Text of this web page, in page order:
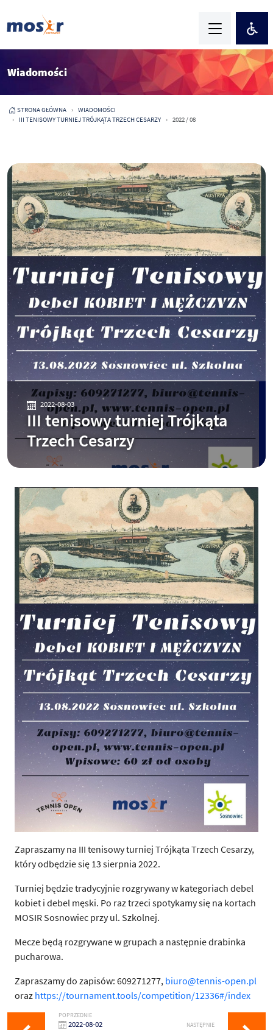
Wiadomości
STRONA GŁÓWNA
WIADOMOŚCI
III TENISOWY TURNIEJ TRÓJKĄTA TRZECH CESARZY
2022 / 08
2022-08-03
III tenisowy turniej Trójkąta
Trzech Cesarzy
Zapraszamy na III tenisowy turniej Trójkąta Trzech Cesarzy,
który odbędzie się 13 sierpnia 2022.
Turniej będzie tradycyjnie rozgrywany w kategoriach debel
kobiet i debel męski. Po raz trzeci spotykamy się na kortach
MOSIR Sosnowiec przy ul. Szkolnej.
Mecze będą rozgrywane w grupach a następnie drabinka
pucharowa.
Zapraszamy do zapisów: 609271277, biuro@tennis-open.pl
oraz https://tournament.tools/competition/12336#/index
POPRZEDNIE
2022-08-02 NASTĘPNIE